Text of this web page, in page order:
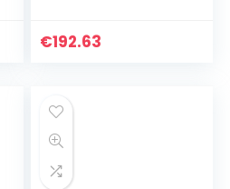
Dual-Disp
€192.63